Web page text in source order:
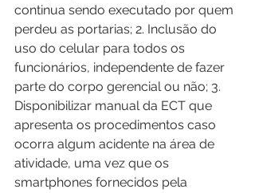
continua sendo executado por quem
perdeu as portarias; 2. Inclusão do
uso do celular para todos os
funcionários, independente de fazer
parte do corpo gerencial ou não; 3.
Disponibilizar manual da ECT que
apresenta os procedimentos caso
ocorra algum acidente na área de
atividade, uma vez que os
smartphones fornecidos pela